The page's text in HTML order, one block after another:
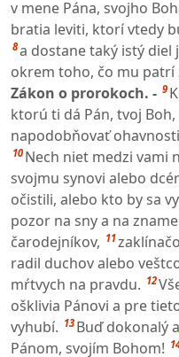
v mene Pána, svojho
bratia leviti, ktorí vtedy
8a dostane taký istý diel
okrem toho, čo mu patrí
Zákon o prorokoch. - 9
ktorú ti dá Pán, tvoj Boh,
napodobňovať
10 Nech niet medzi vami
svojmu synovi alebo
očistili, alebo kto by sa
pozor na sny a na
čarodejníkov, 11
radil duchov alebo
mŕtvych na pravdu. 12
ošklivia Pánovi a pre
vyhubí. 13 Buď dokonalý
Pánom, svojím Bohom!